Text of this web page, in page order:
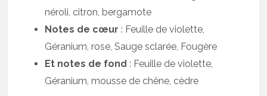
néroli, citron, bergamote
Notes de cœur : Feuille de violette,
Géranium, rose, Sauge sclarée, Fougère
Et notes de fond : Feuille de violette,
Géranium, mousse de chêne, cèdre